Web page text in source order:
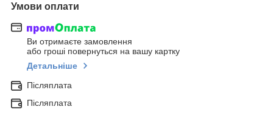
Умови оплати
Ви отримаєте замовлення
або гроші повернуться на вашу картку
Детальніше
Післяплата
Післяплата